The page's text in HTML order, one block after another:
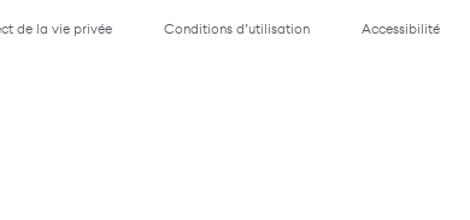
de la vie privée Conditions d’utilisation Accessibilité